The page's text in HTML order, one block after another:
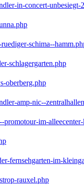
in-concert-unbesiegt-
schima--
schlagergarten.php
oberberg.php
amp-nic--
im-
fernsehgarten-im-
rauxel.php